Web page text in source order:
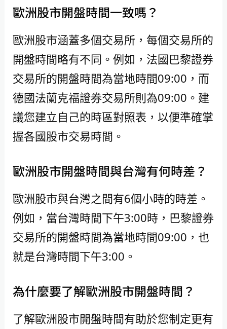
歐洲股市開盤時間一致嗎？
歐洲股市涵蓋多個交易所，每個交易所的
開盤時間略有不同。例如，法國巴黎證券
交易所的開盤時間為當地時間09:00，而
德國法蘭克福證券交易所則為09:00。建
議您建立自己的時區對照表，以便準確掌
握各國股市交易時間。
歐洲股市開盤時間與台灣有何時差？
歐洲股市與台灣之間有6個小時的時差。
例如，當台灣時間下午3:00時，巴黎證券
交易所的開盤時間為當地時間09:00，也
就是台灣時間下午3:00。
為什麼要了解歐洲股市開盤時間？
了解歐洲股市開盤時間有助於您制定更有